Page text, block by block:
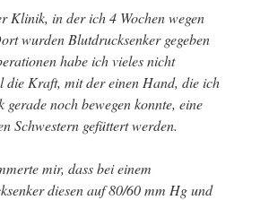
Klinik, in der ich 4 Wochen wegen
wurden Blutdrucksenker gegeben
habe ich vieles nicht
die Kraft, mit der einen Hand, die ich
noch bewegen konnte, eine
Schwestern gefüttert werden.
mir, dass bei einem
diesen auf 80/60 mm Hg und